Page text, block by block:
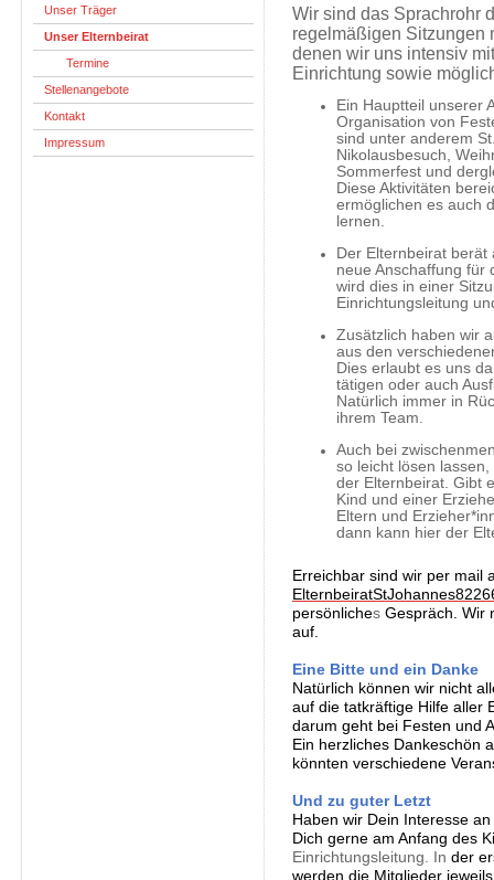
Unser Träger
Unser Elternbeirat
Termine
Stellenangebote
Kontakt
Impressum
Wir sind das Sprachrohr
regelmäßigen Sitzungen
denen wir uns intensiv
Einrichtung sowie
Ein Hauptteil unserer
Organisation von
sind unter anderem
Nikolausbesuch,
Sommerfest und
Diese Aktivitäten
ermöglichen es auch
lernen.
Der Elternbeirat
neue Anschaffung für
wird dies in einer
Einrichtungsleitung
Zusätzlich haben wir
aus den
Dies erlaubt es uns
tätigen oder auch
Natürlich immer in
ihrem Team.
Auch bei
so leicht lösen
der Elternbeirat. Gibt
Kind und einer
Eltern und
dann kann hier der
Erreichbar sind wir per mail
persönliches Gespräch. Wir
auf.
Eine Bitte und ein Danke
Natürlich können wir nicht
auf die tatkräftige Hilfe aller
darum geht bei Festen und
Ein herzliches Dankeschön
könnten verschiedene
Und zu guter Letzt
Haben wir Dein Interesse
Dich gerne am Anfang des
Einrichtungsleitung. In der
werden die Mitglieder